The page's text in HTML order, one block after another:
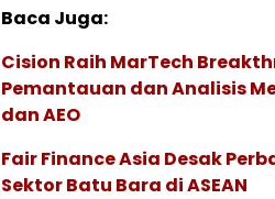
Baca Juga:
Cision Raih MarTech
Pemantauan dan Analisis
dan AEO
Fair Finance Asia Desak
Sektor Batu Bara di ASEAN